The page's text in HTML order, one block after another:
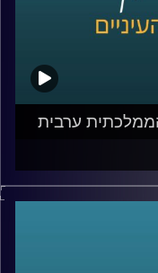
ערבית
לא יכולה לדבר עם
השאר, למה בוגרי מערכת חינוך ממלכתית אחרי 12 שנות לימוד